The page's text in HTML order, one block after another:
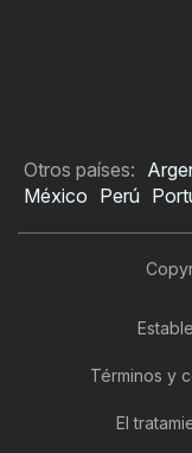
Otros países:
México Perú
Términos y
El